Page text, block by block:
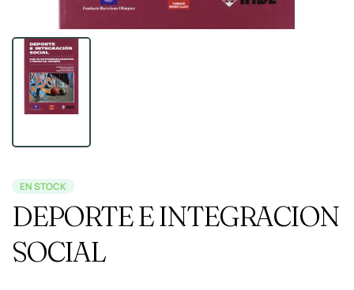
EN STOCK
DEPORTE E INTEGRACION
SOCIAL